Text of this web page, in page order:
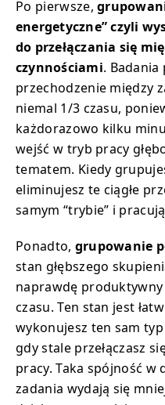
Po pierwsze,
energetyczne” czyli
do przełączania się
czynnościami. Badania
przechodzenie między
niemal 1/3 czasu,
każdorazowo kilku
wejść w tryb pracy
tematem. Kiedy
eliminujesz te ciągłe
samym “trybie” i
Ponadto, grupowanie
stan głębszego
naprawdę
czasu. Ten stan jest
wykonujesz ten sam
gdy stale przełączasz
pracy. Taka spójność w
zadania wydają się